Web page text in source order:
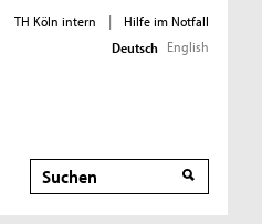
TH Köln intern |
Hilfe im Notfall
Deutsch English
Suche